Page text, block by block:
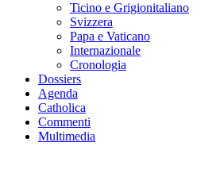
Ticino e Grigionitaliano
Svizzera
Papa e Vaticano
Internazionale
Cronologia
Dossiers
Agenda
Catholica
Commenti
Multimedia